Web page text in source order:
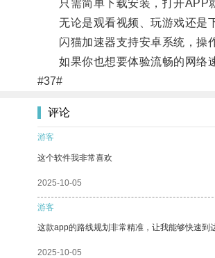
只需简单下载安装，打开APP就
无论是观看视频、玩游戏还是下
闪猫加速器支持安卓系统，操作
如果你也想要体验流畅的网络速
#37#
评论
游客
这个软件我非常喜欢
2025-10-05
游客
这款app的路线规划非常精准，让我能够快速到
2025-10-05